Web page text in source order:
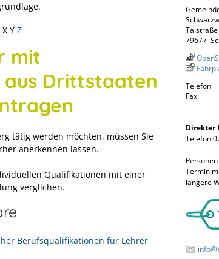
X Y Z
mit
Drittstaaten
tätig werden möchten, müssen Sie
anerkennen lassen.
Qualifi­kationen mit einer
verglichen.
Berufsqualifikationen für Lehrer
79677
Telefon
Fax
Direkter
Telefon
Termin
längere